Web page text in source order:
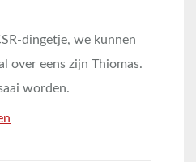
dingetje, we kunnen
over eens zijn Thiomas.
worden.